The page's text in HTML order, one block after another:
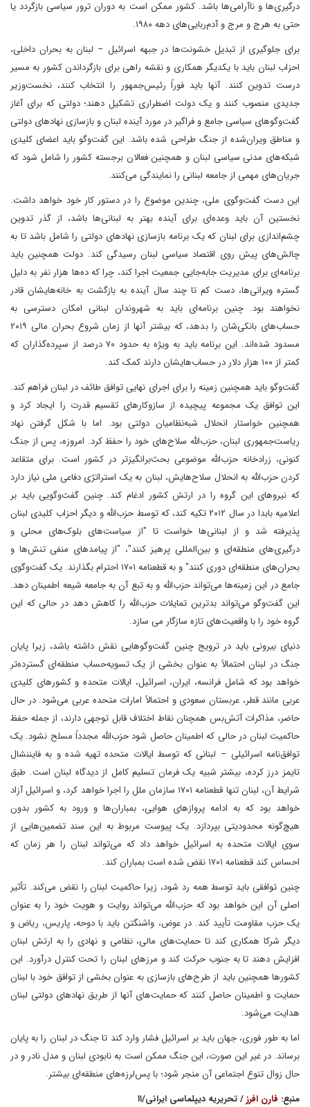
درگیری‌ها و ناآرامی‌ها باشد. کشور ممکن است به دوران ترور سیاسی بازگردد یا
حتی به هرج و مرج و آدم‌ربایی‌های دهه ۱۹۸۰.
برای جلوگیری از تبدیل خشونت‌ها در جبهه اسرائیل – لبنان به بحران داخلی،
احزاب لبنان باید با یکدیگر همکاری و نقشه راهی برای بازگرداندن کشور به مسیر
درست تدوین کنند. آنها باید فوراً رئیس‌جمهور را انتخاب کنند، نخست‌وزیر
جدیدی منصوب کنند و یک دولت اضطراری تشکیل دهند؛ دولتی که برای آغاز
گفت‌وگوهای سیاسی جامع و فراگیر در مورد آینده لبنان و بازسازی نهادهای دولتی
و مناطق ویران‌شده از جنگ طراحی شده باشد. این گفت‌وگو باید اعضای کلیدی
شبکه‌های مدنی سیاسی لبنان و همچنین فعالان برجسته کشور را شامل شود که
جریان‌های مهمی از جامعه لبنانی را نمایندگی می‌کنند.
این دست گفت‌وگوی ملی، چندین موضوع را در دستور کار خود خواهد داشت.
نخستین آن باید وعده‌ای برای آینده بهتر به لبنانی‌ها باشد، از گذر تدوین
چشم‌اندازی برای لبنان که یک برنامه بازسازی نهادهای دولتی را شامل باشد تا به
چالش‌های پیش روی اقتصاد سیاسی لبنان رسیدگی کند. دولت همچنین باید
برنامه‌ای برای مدیریت جابه‌جایی جمعیت اجرا کند، چرا که ده‌ها هزار نفر به دلیل
گستره ویرانی‌ها، دست کم تا چند سال آینده به بازگشت به خانه‌هایشان قادر
نخواهند بود. چنین برنامه‌ای باید به شهروندان لبنانی امکان دسترسی به
حساب‌های بانکی‌شان را بدهد، که بیشتر آنها از زمان شروع بحران مالی ۲۰۱۹
مسدود شده‌اند. این برنامه باید به ویژه به حدود ۷۰ درصد از سپرده‌گذاران که
کمتر از ۱۰۰ هزار دلار در حساب‌هایشان دارند کمک کند.
گفت‌وگو باید همچنین زمینه را برای اجرای نهایی توافق طائف در لبنان فراهم کند.
این توافق یک مجموعه پیچیده از سازوکارهای تقسیم قدرت را ایجاد کرد و
همچنین خواستار انحلال شبه‌نظامیان دولتی بود. اما با شکل گرفتن نهاد
ریاست‌جمهوری لبنان، حزب‌الله سلاح‌های خود را حفظ کرد. امروزه، پس از جنگ
کنونی، زرادخانه حزب‌الله موضوعی بحث‌برانگیزتر در کشور است. برای متقاعد
کردن حزب‌الله به انحلال سلاح‌هایش، لبنان به یک استراتژی دفاعی ملی نیاز دارد
که نیروهای این گروه را در ارتش کشور ادغام کند. چنین گفت‌وگویی باید بر
اعلامیه بابدا در سال ۲۰۱۲ تکیه کند، که توسط حزب‌الله و دیگر احزاب کلیدی لبنان
پذیرفته شد و از لبنانی‌ها خواست تا "از سیاست‌های بلوک‌های محلی و
درگیری‌های منطقه‌ای و بین‌المللی پرهیز کنند"، "از پیامدهای منفی تنش‌ها و
بحران‌های منطقه‌ای دوری کنند" و به قطعنامه ۱۷۰۱ احترام بگذارند. یک گفت‌وگوی
جامع در این زمینه‌ها می‌تواند حزب‌الله و به تبع آن به جامعه شیعه اطمینان دهد.
این گفت‌وگو می‌تواند بدترین تمایلات حزب‌الله را کاهش دهد در حالی که این
گروه خود را با واقعیت‌های تازه سازگار می سازد.
دنیای بیرونی باید در ترویج چنین گفت‌وگوهایی نقش داشته باشد، زیرا پایان
جنگ در لبنان احتمالاً به عنوان بخشی از یک تسویه‌حساب منطقه‌ای گسترده‌تر
خواهد بود که شامل فرانسه، ایران، اسرائیل، ایالات متحده و کشورهای کلیدی
عربی مانند قطر، عربستان سعودی و احتمالاً امارات متحده عربی می‌شود. در حال
حاضر، مذاکرات آتش‌بس همچنان نقاط اختلاف قابل توجهی دارند، از جمله حفظ
حاکمیت لبنان در حالی که اطمینان حاصل شود حزب‌الله مجدداً مسلح نشود. یک
توافق‌نامه اسرائیلی – لبنانی که توسط ایالات متحده تهیه شده و به فایننشال
تایمز درز کرده، بیشتر شبیه یک فرمان تسلیم کامل از دیدگاه لبنان است. طبق
شرایط آن، لبنان تنها قطعنامه ۱۷۰۱ سازمان ملل را اجرا خواهد کرد، و اسرائیل آزاد
خواهد بود که به ادامه پروازهای هوایی، بمباران‌ها و ورود به کشور بدون
هیچ‌گونه محدودیتی بپردازد. یک پیوست مربوط به این سند تضمین‌هایی از
سوی ایالات متحده به اسرائیل خواهد داد که می‌تواند لبنان را هر زمان که
احساس کند قطعنامه ۱۷۰۱ نقض شده است بمباران کند.
چنین توافقی باید توسط همه رد شود، زیرا حاکمیت لبنان را نقض می‌کند. تأثیر
اصلی آن این خواهد بود که حزب‌الله می‌تواند روایت و هویت خود را به عنوان
یک حزب مقاومت تأیید کند. در عوض، واشنگتن باید با دوحه، پاریس، ریاض و
دیگر شرکا همکاری کند تا حمایت‌های مالی، نظامی و نهادی را به ارتش لبنان
افزایش دهند تا به جنوب حرکت کند و مرزهای لبنان را تحت کنترل درآورد. این
کشورها همچنین باید از طرح‌های بازسازی به عنوان بخشی از توافق خود با لبنان
حمایت و اطمینان حاصل کنند که حمایت‌های آنها از طریق نهادهای دولتی لبنان
هدایت می‌شود.
اما به طور فوری، جهان باید بر اسرائیل فشار وارد کند تا جنگ در لبنان را به پایان
برساند. در غیر این صورت، این جنگ ممکن است به نابودی لبنان و مدل نادر و در
حال زوال تنوع اجتماعی آن منجر شود؛ با پس‌لرزه‌های منطقه‌ای بیشتر.
منبع: فارن افرز/ تحریریه دیپلماسی ایرانی/۱۱